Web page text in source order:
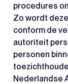
procedures
Zo wordt
conform de
autoriteit
personen
Nederlandse